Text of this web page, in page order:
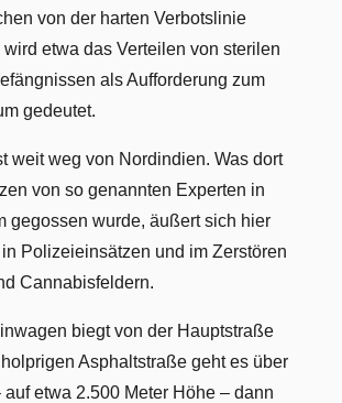
von der harten Verbotslinie
etwa das Verteilen von sterilen
als Aufforderung zum
gedeutet.
weit weg von Nordindien. Was dort
von so genannten Experten in
gegossen wurde, äußert sich hier
Polizeieinsätzen und im Zerstören
Cannabisfeldern.
biegt von der Hauptstraße
Asphaltstraße geht es über
etwa 2.500 Meter Höhe – dann